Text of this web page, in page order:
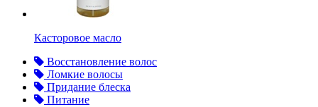
Касторовое масло
Восстановление волос
Ломкие волосы
Придание блеска
Питание